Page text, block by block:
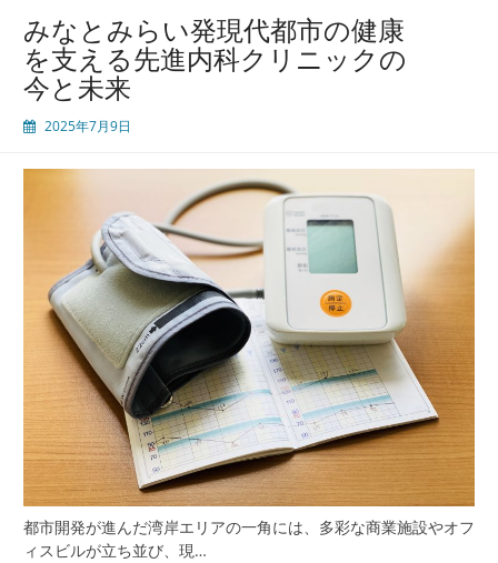
医
療
と
都
市
魅
が
融
合
す
る
健
康
未
来
エ
リ
ア
の
新
し
みなとみらい発現代都市の健康
を支える先進内科クリニックの
今と未来
2025年7月9日
都市開発が進んだ湾岸エリアの一角には、多彩な商業施設やオフ
ィスビルが立ち並び、現…